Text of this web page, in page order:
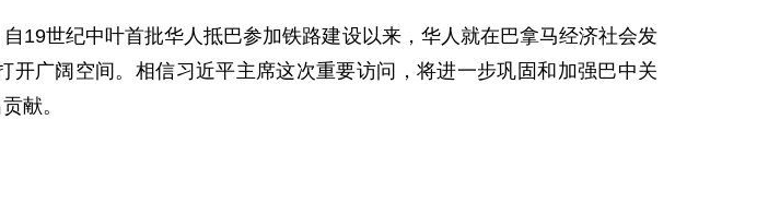
世纪中叶首批华人抵巴参加铁路建设以来，华人就在巴拿马经济社会发
广阔空间。相信习近平主席这次重要访问，将进一步巩固和加强巴中关
献。